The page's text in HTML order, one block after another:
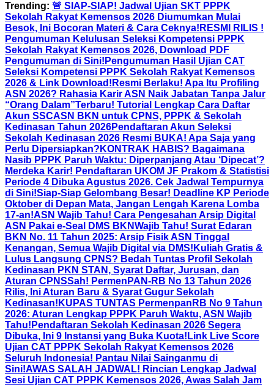
Trending: 🚨 SIAP-SIAP! Jadwal Ujian SKT PPPK
Sekolah Rakyat Kemensos 2026 Diumumkan Mulai
Besok, Ini Bocoran Materi & Cara Ceknya! RESMI RILIS !
Pengumuman Kelulusan Seleksi Kompetensi PPPK
Sekolah Rakyat Kemensos 2026, Download PDF
Pengumuman di Sini! Pengumuman Hasil Ujian CAT
Seleksi Kompetensi PPPK Sekolah Rakyat Kemensos
2026 & Link Download! Resmi Berlaku! Apa Itu Profiling
ASN 2026? Rahasia Karir ASN Naik Jabatan Tanpa Jalur
“Orang Dalam”Terbaru! Tutorial Lengkap Cara Daftar
Akun SSCASN BKN untuk CPNS, PPPK & Sekolah
Kedinasan Tahun 2026Pendaftaran Akun Seleksi
Sekolah Kedinasan 2026 Resmi BUKA! Apa Saja yang
Perlu Dipersiapkan? KONTRAK HABIS? Bagaimana
Nasib PPPK Paruh Waktu: Diperpanjang Atau ‘Dipecat’?
Merdeka Karir! Pendaftaran UKOM JF Prakom & Statistisi
Periode 4 Dibuka Agustus 2026. Cek Jadwal Tempurnya
di Sini!Siap-Siap Gelombang Besar! Deadline KP Periode
Oktober di Depan Mata, Jangan Lengah Karena Lomba
17-an!ASN Wajib Tahu! Cara Pengesahan Arsip Digital
ASN Pakai e-Seal DMS BKNWajib Tahu! Surat Edaran
BKN No. 11 Tahun 2025: Arsip Fisik ASN Tinggal
Kenangan, Semua Wajib Digital via DMS! Kuliah Gratis &
Lulus Langsung CPNS? Bedah Tuntas Profil Sekolah
Kedinasan PKN STAN, Syarat Daftar, Jurusan, dan
Aturan CPNSSah! PermenPAN-RB No 13 Tahun 2026
Rilis, Ini Aturan Baru & Syarat Gugur Sekolah
Kedinasan! KUPAS TUNTAS PermenpanRB No 9 Tahun
2026: Aturan Lengkap PPPK Paruh Waktu, ASN Wajib
Tahu! Pendaftaran Sekolah Kedinasan 2026 Segera
Dibuka, Ini 9 Instansi yang Buka Kuota! Link Live Score
Ujian CAT PPPK Sekolah Rakyat Kemensos 2026
Seluruh Indonesia! Pantau Nilai Sainganmu di
Sini!AWAS SALAH JADWAL! Rincian Lengkap Jadwal
Sesi Ujian CAT PPPK Kemensos 2026, Awas Salah Jam